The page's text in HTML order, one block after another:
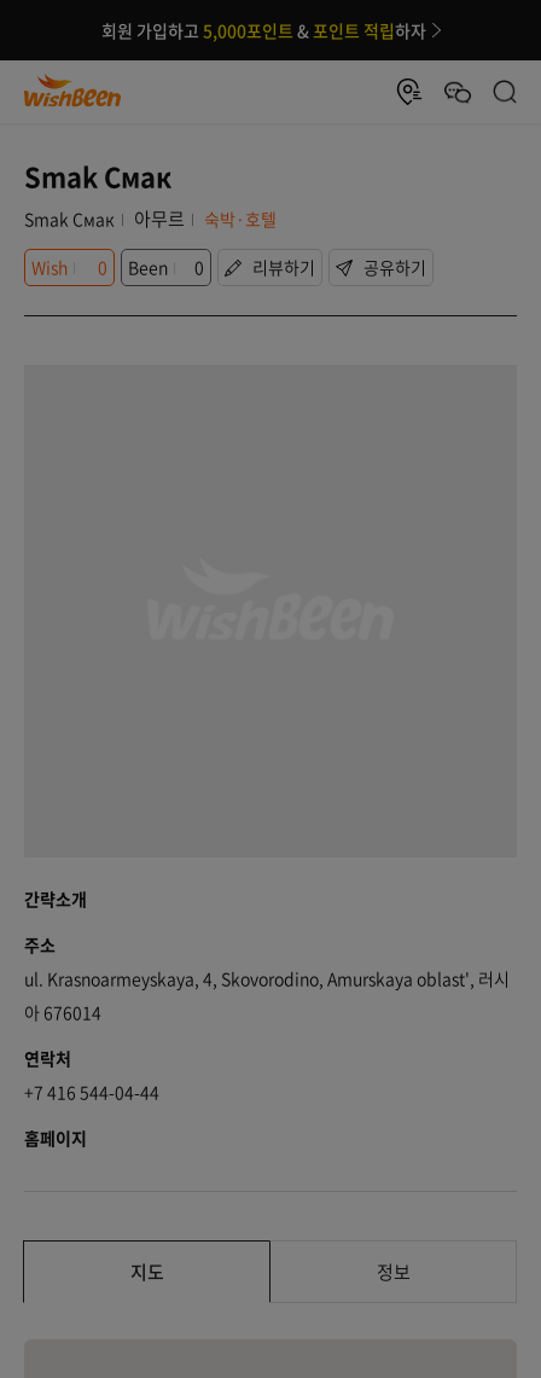
회원 가입하고 5,000포인트 &포인트 적립하자
Smak Смак
Smak Смак 아무르
숙박·호텔
Wish
0 Been 0 리뷰하기 공유하기
간략소개
주소
ul. Krasnoarmeyskaya, 4, Skovorodino, Amurskaya oblast', 러시
아 676014
연락처
+7 416 544-04-44
홈페이지
지도 정보